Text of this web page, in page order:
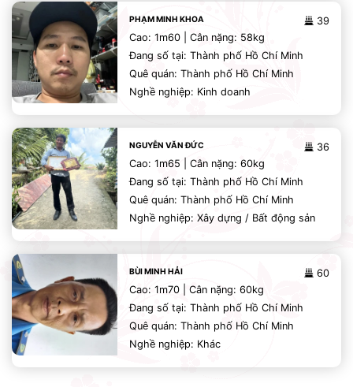
39
PHẠM MINH KHOA
Cao: 1m60 | Cân nặng: 58kg
Đang số tại: Thành phố Hồ Chí Minh
Quê quán: Thành phố Hồ Chí Minh
Nghề nghiệp: Kinh doanh
36
NGUYỄN VĂN ĐỨC
Cao: 1m65 | Cân nặng: 60kg
Đang số tại: Thành phố Hồ Chí Minh
Quê quán: Thành phố Hồ Chí Minh
Nghề nghiệp: Xây dựng / Bất động sản
60
BÙI MINH HẢI
Cao: 1m70 | Cân nặng: 60kg
Đang số tại: Thành phố Hồ Chí Minh
Quê quán: Thành phố Hồ Chí Minh
Nghề nghiệp: Khác